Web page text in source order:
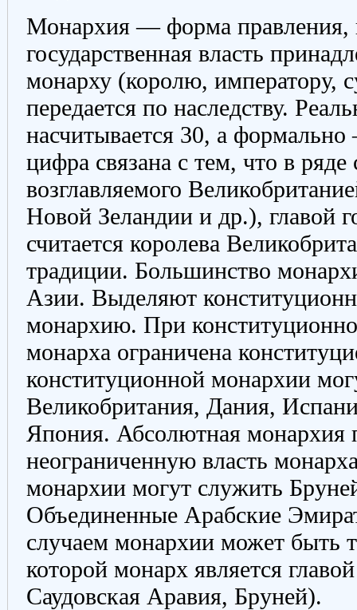
Монархия — форма правления,
государственная власть
монарху (королю, императору,
передается по наследству.
насчитывается 30, а
цифра связана с тем, что в
возглавляемого
Новой Зеландии и др.), главой
считается королева
традиции. Большинство
Азии. Выделяют
монархию. При
монарха ограничена
конституционной монархии
Великобритания, Дания,
Япония. Абсолютная монархия
неограниченную власть
монархии могут служить
Объединенные Арабские
случаем монархии может быть
которой монарх является
Саудовская Аравия, Бруней).